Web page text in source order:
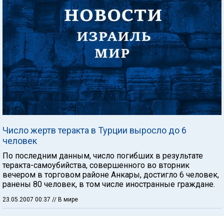
Число жертв теракта в Турции выросло до 6
человек
По последним данным, число погибших в результате
теракта-самоубийства, совершенного во вторник
вечером в торговом районе Анкары, достигло 6 человек,
ранены 80 человек, в том числе иностранные граждане.
23.05.2007 00:37 // В мире